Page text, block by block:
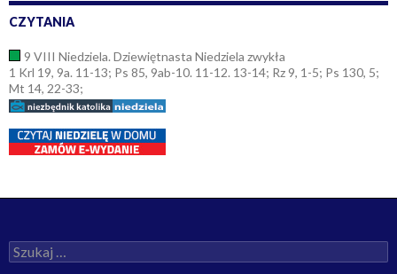
CZYTANIA
9 VIII Niedziela. Dziewiętnasta Niedziela zwykła
1 Krl 19, 9a. 11-13; Ps 85, 9ab-10. 11-12. 13-14; Rz 9, 1-5; Ps 130, 5;
Mt 14, 22-33;
S
z